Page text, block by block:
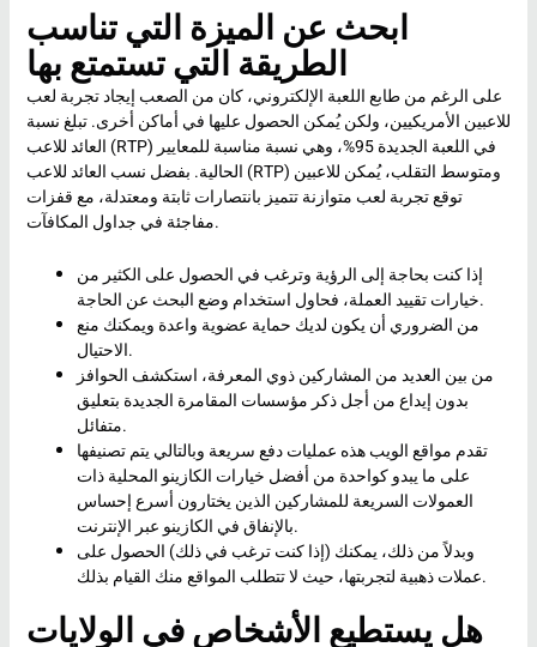
ابحث عن الميزة التي تناسب
الطريقة التي تستمتع بها
على الرغم من طابع اللعبة الإلكتروني، كان من الصعب إيجاد تجربة لعب
للاعبين الأمريكيين، ولكن يُمكن الحصول عليها في أماكن أخرى. تبلغ نسبة
العائد للاعب (RTP) في اللعبة الجديدة 95%، وهي نسبة مناسبة للمعايير
الحالية. بفضل نسب العائد للاعب (RTP) ومتوسط ​​التقلب، يُمكن للاعبين
توقع تجربة لعب متوازنة تتميز بانتصارات ثابتة ومعتدلة، مع قفزات
مفاجئة في جداول المكافآت.
إذا كنت بحاجة إلى الرؤية وترغب في الحصول على الكثير من
خيارات تقييد العملة، فحاول استخدام وضع البحث عن الحاجة.
من الضروري أن يكون لديك حماية عضوية واعدة ويمكنك منع
الاحتيال.
من بين العديد من المشاركين ذوي المعرفة، استكشف الحوافز
بدون إيداع من أجل ذكر مؤسسات المقامرة الجديدة بتعليق
متفائل.
تقدم مواقع الويب هذه عمليات دفع سريعة وبالتالي يتم تصنيفها
على ما يبدو كواحدة من أفضل خيارات الكازينو المحلية ذات
العمولات السريعة للمشاركين الذين يختارون أسرع إحساس
بالإنفاق في الكازينو عبر الإنترنت.
وبدلاً من ذلك، يمكنك (إذا كنت ترغب في ذلك) الحصول على
عملات ذهبية لتجربتها، حيث لا تتطلب المواقع منك القيام بذلك.
هل يستطيع الأشخاص في الولايات